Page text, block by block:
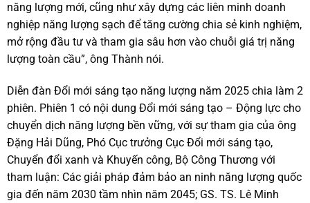
năng lượng mới, cũng như xây dựng các liên minh doanh
nghiệp năng lượng sạch để tăng cường chia sẻ kinh nghiệm,
mở rộng đầu tư và tham gia sâu hơn vào chuỗi giá trị năng
lượng toàn cầu”, ông Thành nói.
Diễn đàn Đổi mới sáng tạo năng lượng năm 2025 chia làm 2
phiên. Phiên 1 có nội dung Đổi mới sáng tạo – Động lực cho
chuyển dịch năng lượng bền vững, với sự tham gia của ông
Đặng Hải Dũng, Phó Cục trưởng Cục Đổi mới sáng tạo,
Chuyển đổi xanh và Khuyến công, Bộ Công Thương với
tham luận: Các giải pháp đảm bảo an ninh năng lượng quốc
gia đến năm 2030 tầm nhìn năm 2045; GS. TS. Lê Minh